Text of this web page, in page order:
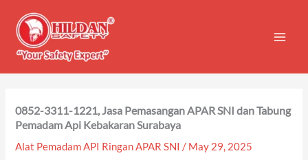
content
0852-3311-1221, Jasa Pemasangan APAR SNI dan Tabung
Pemadam Api Kebakaran Surabaya
Alat Pemadam API Ringan APAR SNI / May 29, 2025